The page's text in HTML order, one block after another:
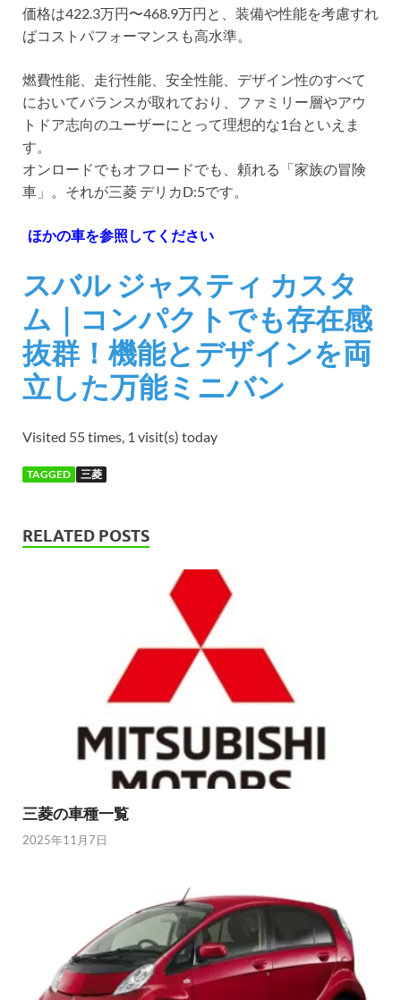
価格は422.3万円〜468.9万円と、装備や性能を考慮すれ
ばコストパフォーマンスも高水準。
燃費性能、走行性能、安全性能、デザイン性のすべて
においてバランスが取れており、ファミリー層やアウ
トドア志向のユーザーにとって理想的な1台といえま
す。
オンロードでもオフロードでも、頼れる「家族の冒険
車」。それが三菱 デリカD:5です。
ほかの車を参照してください
スバル ジャスティ カスタ
ム｜コンパクトでも存在感
抜群！機能とデザインを両
立した万能ミニバン
Visited 55 times, 1 visit(s) today
TAGGED 三菱
RELATED POSTS
三菱の車種一覧
2025年11月7日